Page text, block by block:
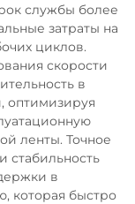
службы более
затраты на
циклов.
скорости
в
оптимизируя
ленты. Точное
стабильность
в
которая быстро